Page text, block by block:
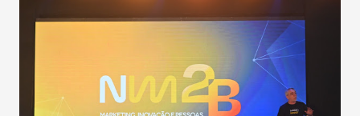
população suspeita e de cuidados com os ambientes
públicos e domiciliares. “Nós não estamos vivendo uma
epidemia comum, como temos em todos os anos, com
aumento de casos de dengue, influenza ou H1N1. Trata-se
de uma epidemia com um vírus diferente, com um poder de